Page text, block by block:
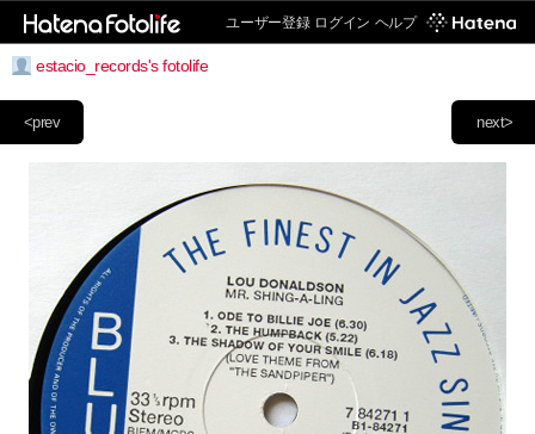
ユーザー登録 ログイン ヘルプ
estacio_records's fotolife
next>
<prev